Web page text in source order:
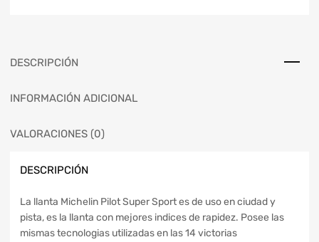
DESCRIPCIÓN
INFORMACIÓN ADICIONAL
VALORACIONES (0)
DESCRIPCIÓN
La llanta Michelin Pilot Super Sport es de uso en ciudad y
pista, es la llanta con mejores indices de rapidez. Posee las
mismas tecnologias utilizadas en las 14 victorias